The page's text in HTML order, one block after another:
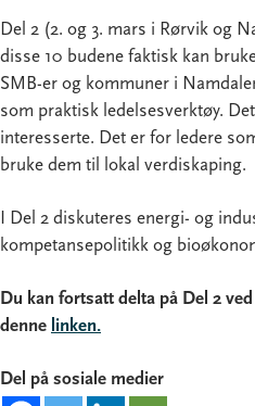
Del 2 (2. og 3. mars i Rørvik og
disse 10 budene faktisk kan
SMB-er og kommuner i
som praktisk ledelsesverktøy.
interesserte. Det er for ledere
bruke dem til lokal verdiskaping.
I Del 2 diskuteres energi- og
kompetansepolitikk og
Du kan fortsatt delta på Del 2
denne linken.
Del på sosiale medier